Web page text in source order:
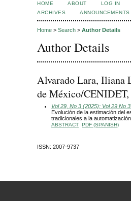
HOME ABOUT LOG IN
ARCHIVES
ANNOUNCEMENTS
Home > Search > Author Details
Author Details
Alvarado Lara, Iliana
de México/
Vol 29, No 3 (2025): Vol 29 No
Evolución de la estimación del
tradicionales a la
ABSTRACT PDF (SPANISH)
ISSN: 2007-9737